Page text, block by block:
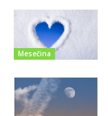
Mesečina